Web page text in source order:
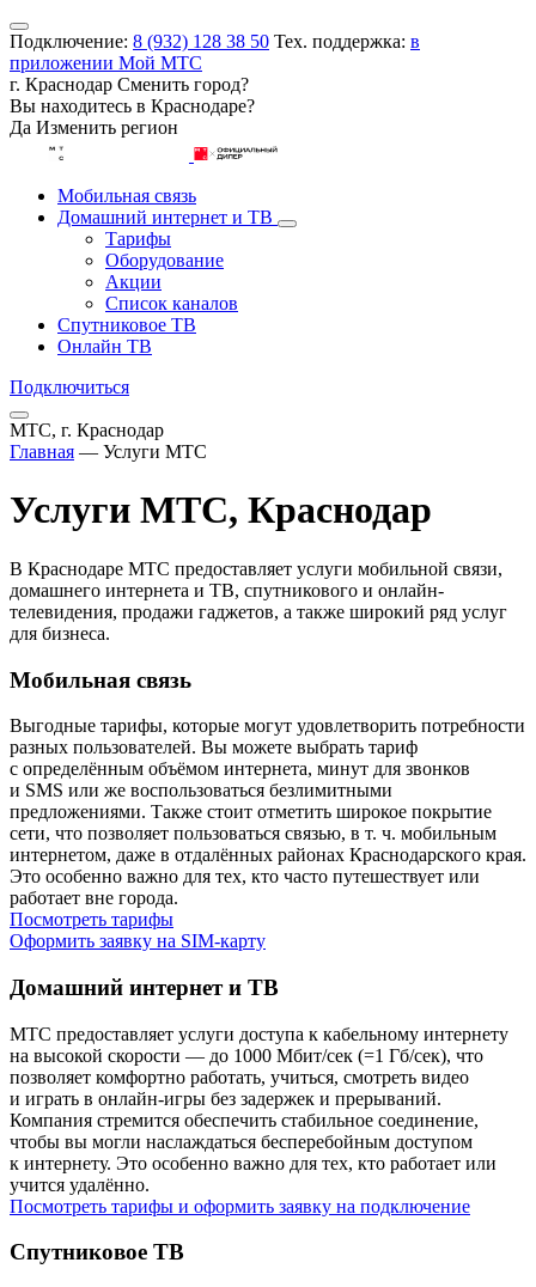
Подключение: 8 (932) 128 38 50 Тех. поддержка: в
приложении Мой МТС
г. Краснодар Сменить город?
Вы находитесь в Краснодаре?
Да Изменить регион
Мобильная связь
Домашний интернет и ТВ
Тарифы
Оборудование
Акции
Список каналов
Спутниковое ТВ
Онлайн ТВ
Подключиться
МТС, г. Краснодар
Главная — Услуги МТС
Услуги МТС, Краснодар
В Краснодаре МТС предоставляет услуги мобильной связи,
домашнего интернета и ТВ, спутникового и онлайн-
телевидения, продажи гаджетов, а также широкий ряд услуг
для бизнеса.
Мобильная связь
Выгодные тарифы, которые могут удовлетворить потребности
разных пользователей. Вы можете выбрать тариф
с определённым объёмом интернета, минут для звонков
и SMS или же воспользоваться безлимитными
предложениями. Также стоит отметить широкое покрытие
сети, что позволяет пользоваться связью, в т. ч. мобильным
интернетом, даже в отдалённых районах Краснодарского края.
Это особенно важно для тех, кто часто путешествует или
работает вне города.
Посмотреть тарифы
Оформить заявку на SIM-карту
Домашний интернет и ТВ
МТС предоставляет услуги доступа к кабельному интернету
на высокой скорости — до 1000 Мбит/сек (=1 Гб/сек), что
позволяет комфортно работать, учиться, смотреть видео
и играть в онлайн-игры без задержек и прерываний.
Компания стремится обеспечить стабильное соединение,
чтобы вы могли наслаждаться бесперебойным доступом
к интернету. Это особенно важно для тех, кто работает или
учится удалённо.
Посмотреть тарифы и оформить заявку на подключение
Спутниковое ТВ